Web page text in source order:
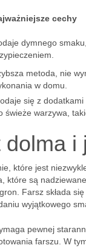
cechy
dymnego
metoda, nie
w domu.
się z
świeże warzywa,
dolma i
które jest
które są
Farsz składa
wyjątkowego
pewnej
farszu. W